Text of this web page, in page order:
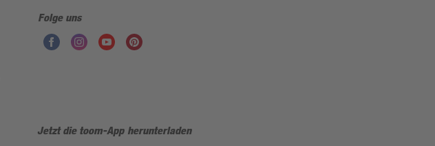
Folge uns
Jetzt die toom-App herunterladen